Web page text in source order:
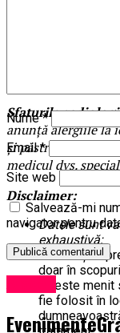
–
pediatrice
Sfaturile
anunță alergiile la
și păstrează
medicul dvs.
Disclaimer:
Datele sunt
exhaustivă;
Informațiile
doar în
nu este
fie folosit în
Nume*
Email*
Site web
Salvează-mi
navigator pentru